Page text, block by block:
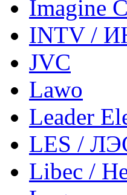
Imagine
INTV /
JVC
Lawo
Leader
LES /
Libec /